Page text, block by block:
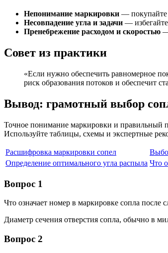
Непонимание маркировки — покупайте
Несовпадение угла и задачи —
Пренебрежение расходом и скоростью —
Совет из практики
«Если нужно обеспечить равномерное
риск образования потоков и обеспечит
Вывод: грамотный выбор
Точное понимание маркировки и правильный
Используйте таблицы, схемы и экспертные
Расшифровка маркировки сопел
Определение оптимального угла распыла Что
Вопрос 1
Что означает номер в маркировке сопла после
Диаметр сечения отверстия сопла, обычно в
Вопрос 2